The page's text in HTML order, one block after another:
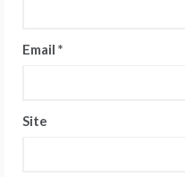
Email *
Site